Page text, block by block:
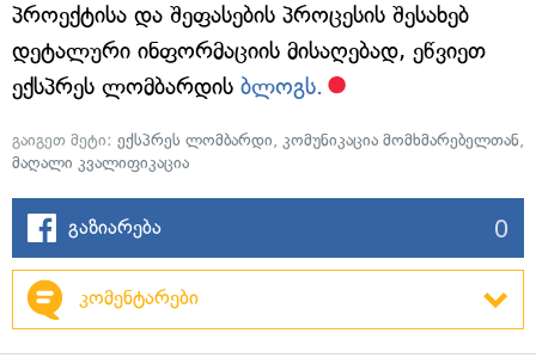
პროექტისა და შეფასების პროცესის შესახებ
დეტალური ინფორმაციის მისაღებად, ეწვიეთ
ექსპრეს ლომბარდის ბლოგს.
გაიგეთ მეტი: ექსპრეს ლომბარდი, კომუნიკაცია მომხმარებელთან,
მაღალი კვალიფიკაცია
გაზიარება 0
კომენტარები